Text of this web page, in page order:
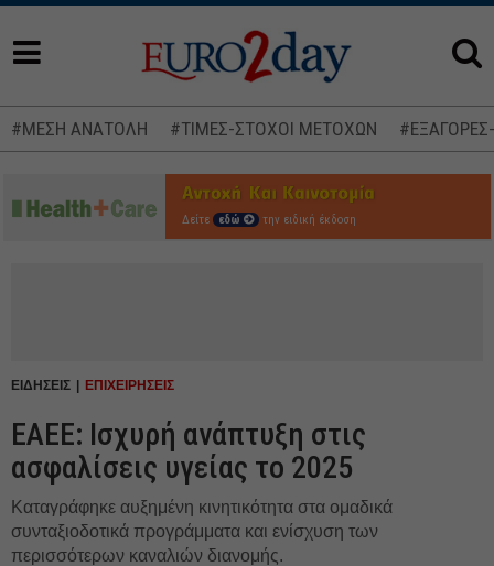
#ΜΕΣΗ ΑΝΑΤΟΛΗ #ΤΙΜΕΣ-ΣΤΟΧΟΙ ΜΕΤΟΧΩΝ
Δείτε εδώ την ειδική έκδοση
ΕΙΔΗΣΕΙΣ ΕΠΙΧΕΙΡΗΣΕΙΣ
ΕΑΕΕ: Ισχυρή ανάπτυξη στις
ασφαλίσεις υγείας το 2025
Καταγράφηκε αυξημένη κινητικότητα στα ομαδικά
συνταξιοδοτικά προγράμματα και ενίσχυση των
περισσότερων καναλιών διανομής.